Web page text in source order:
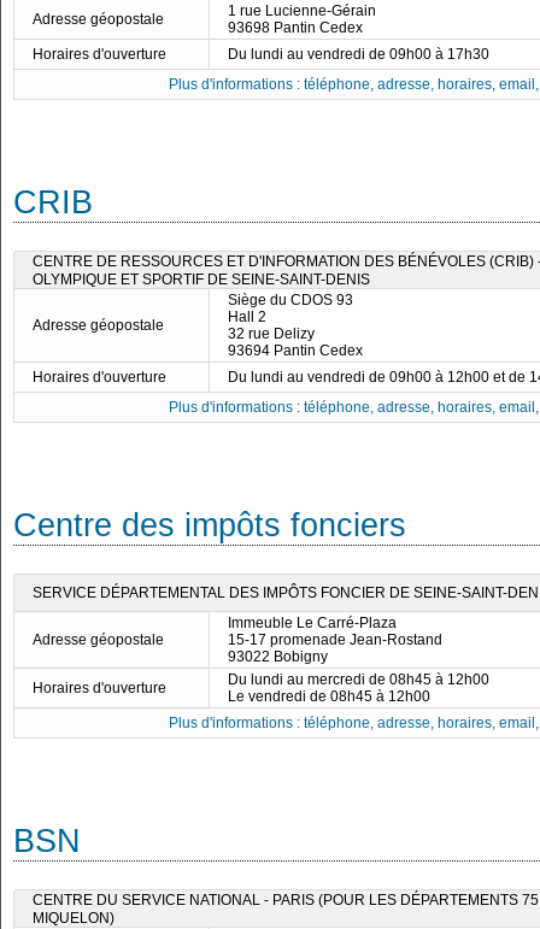
Adresse géopostale
1 rue Lucienne-Gérain
93698 Pantin Cedex
Horaires d'ouverture
Du lundi au vendredi de 09h00 à 17h30
Plus d'informations : téléphone, adresse, horaires,
CRIB
CENTRE DE RESSOURCES ET D'INFORMATION DES BÉNÉVOLES (CRIB)
OLYMPIQUE ET SPORTIF DE SEINE-SAINT-DENIS
Adresse géopostale
Siège du CDOS 93
Hall 2
32 rue Delizy
93694 Pantin Cedex
Horaires d'ouverture
Du lundi au vendredi de 09h00 à 12h00 et de
Plus d'informations : téléphone, adresse, horaires,
Centre des impôts fonciers
SERVICE DÉPARTEMENTAL DES IMPÔTS FONCIER DE SEINE-SAINT-
Adresse géopostale
Immeuble Le Carré-Plaza
15-17 promenade Jean-Rostand
93022 Bobigny
Horaires d'ouverture
Du lundi au mercredi de 08h45 à 12h00
Le vendredi de 08h45 à 12h00
Plus d'informations : téléphone, adresse, horaires,
BSN
CENTRE DU SERVICE NATIONAL - PARIS (POUR LES DÉPARTEMENTS
MIQUELON)